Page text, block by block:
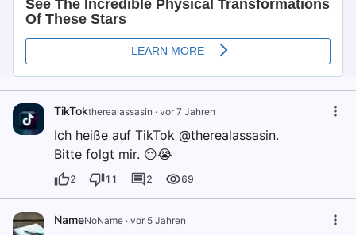
TikToktherealassasin · vor 7 Jahren
Ich heiße auf TikTok @therealassasin.
Bitte folgt mir. 😔😭
2 11 2 69
NameNoName · vor 5 Jahren